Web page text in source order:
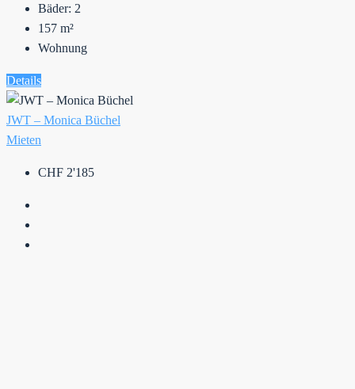
Bäder: 2
157 m²
Wohnung
Details
JWT – Monica Büchel
Mieten
CHF 2'185